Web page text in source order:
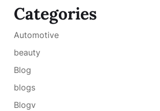
Categories
Automotive
beauty
Blog
blogs
Blogv